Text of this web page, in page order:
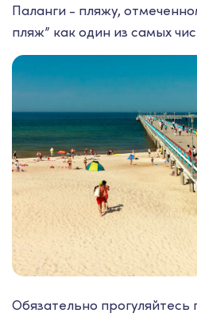
Паланги - пляжу,
пляж” как один из самых
Обязательно прогуляйтесь